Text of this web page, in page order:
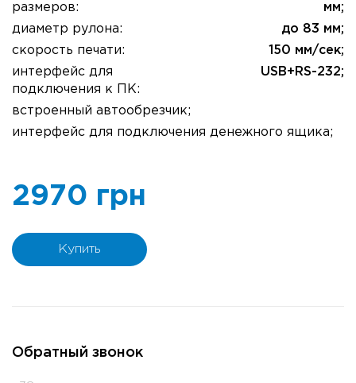
размеров:
мм;
диаметр рулона:
до 83 мм;
скорость печати:
150 мм/сек;
интерфейс для
подключения к ПК:
USB+RS-232;
встроенный автообрезчик;
интерфейс для подключения денежного ящика;
2970 грн
Купить
Обратный звонок